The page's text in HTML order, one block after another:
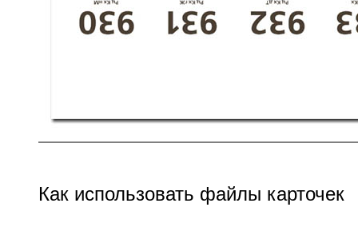
Как использовать файлы карточек